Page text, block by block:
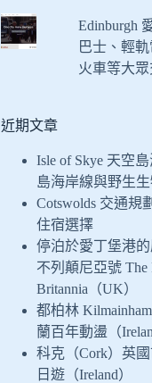
Edinburgh
巴士、輕
火車等大眾
近期文章
Isle of Skye 天空
島海岸線與野生生
Cotswolds 交通規
住宿選擇
停泊於愛丁堡港
不列顛尼亞號 The
Britannia（UK）
都柏林
蘭百年動盪（
科克（Cork）英
日遊（Ireland）